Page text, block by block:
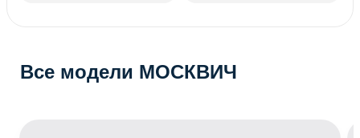
Все модели МОСКВИЧ